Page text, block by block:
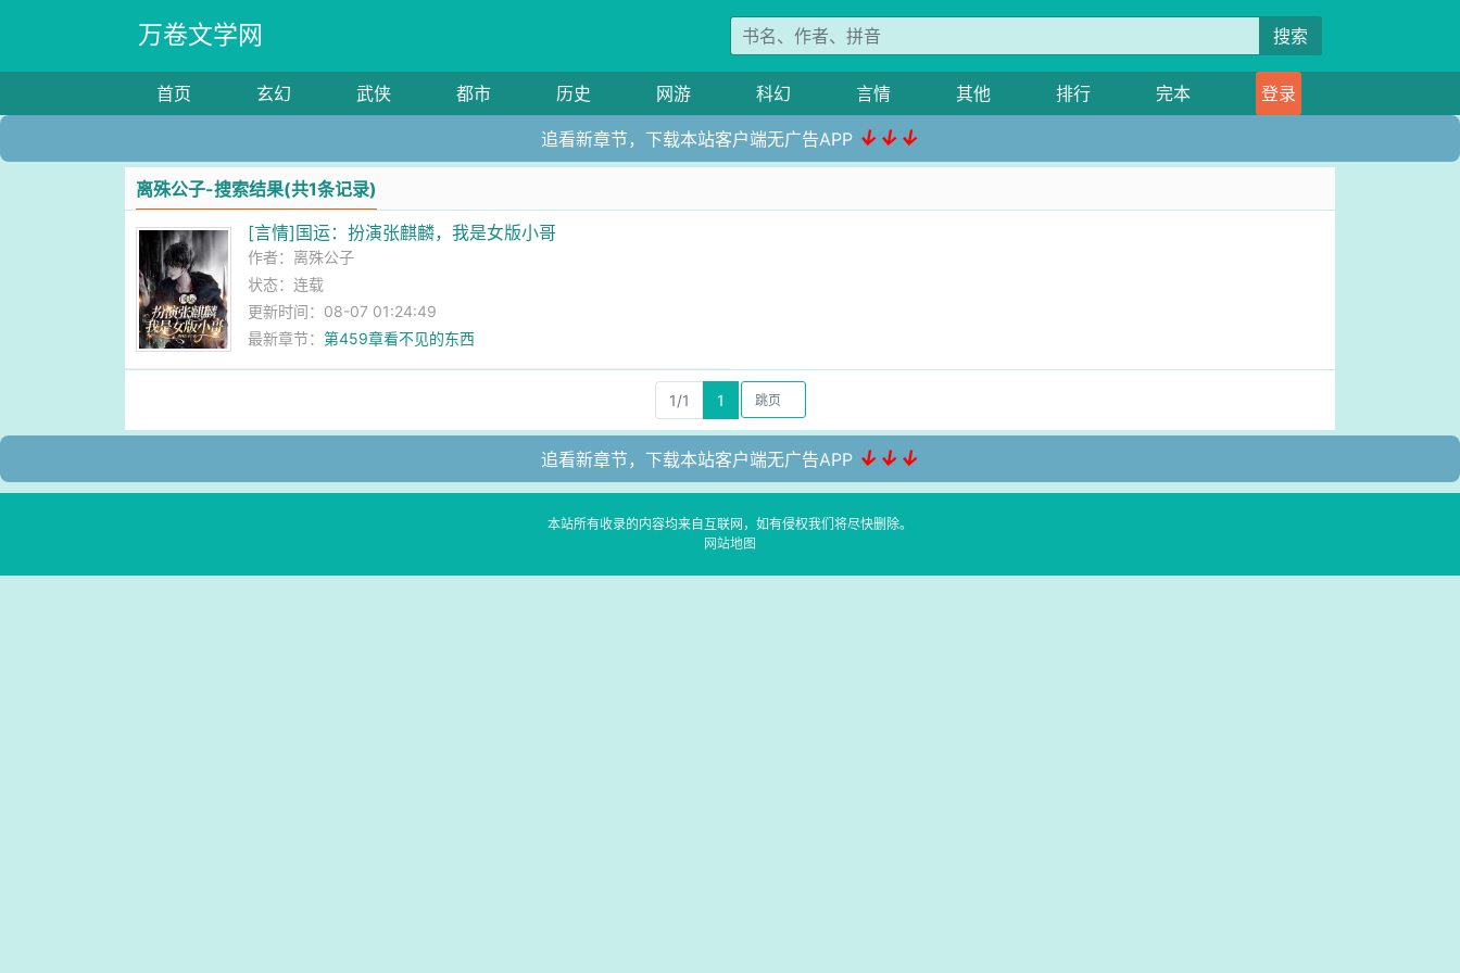
万卷文学网 搜索
首页 玄幻 武侠 都市 历史 网游 科幻 言情 其他 排行 完本 登录
追看新章节，下载本站客户端无广告APP ↓↓↓
离殊公子-搜索结果(共1条记录)
[言情]国运：扮演张麒麟，我是女版小哥
作者： 离殊公子
状态：连载
更新时间：08-07 01:24:49
最新章节：第459章看不见的东西
1/1 1
追看新章节，下载本站客户端无广告APP ↓↓↓
本站所有收录的内容均来自互联网，如有侵权我们将尽快删除。
网站地图